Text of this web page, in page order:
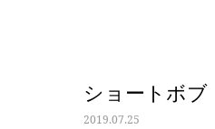
ショートボブ
2019.07.25